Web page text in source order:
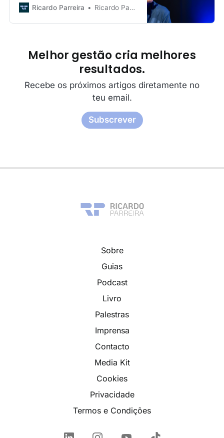
comigo.Ricardo Parreira Ricardo Parreira
Melhor gestão cria melhores
resultados.
Recebe os próximos artigos diretamente no
teu email.
Subscrever
Sobre
Guias
Podcast
Livro
Palestras
Imprensa
Contacto
Media Kit
Cookies
Privacidade
Termos e Condições